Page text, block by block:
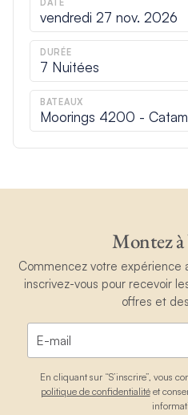
DATE
vendredi 27 nov. 2026
DURÉE
7 Nuitées
BATEAUX
Moorings 4200 -
Montez
Commencez votre expérience
inscrivez-vous pour recevoir
offres et
En cliquant sur “S’inscrire”, vous
politique de confidentialitéet